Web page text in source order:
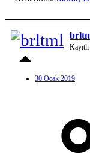
30 Ocak 2019